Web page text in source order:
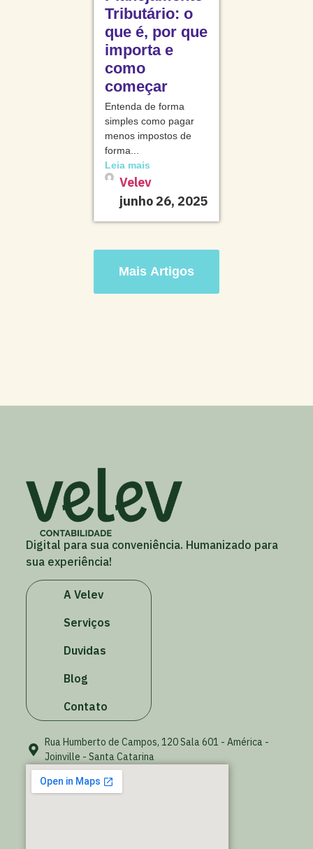
Tributário: o
que é, por que
importa e
como
começar
Entenda de forma
simples como pagar
menos impostos de
forma...
Leia mais
Velev
junho 26, 2025
Mais Artigos
Digital para sua conveniência. Humanizado para
sua experiência!
A Velev
Serviços
Duvidas
Blog
Contato
Rua Humberto de Campos, 120 Sala 601 - América -
Joinville - Santa Catarina